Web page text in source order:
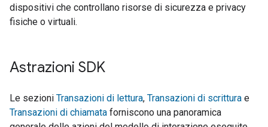
dispositivi che controllano risorse di sicurezza e privacy
fisiche o virtuali.
Astrazioni SDK
Le sezioni Transazioni di lettura, Transazioni di scrittura e
Transazioni di chiamata forniscono una panoramica